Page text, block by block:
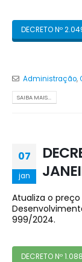
DECRETO Nº
Administração,
SAIBA MAIS...
07
jan
Atualiza o preço
999/2024.
DECRETO Nº